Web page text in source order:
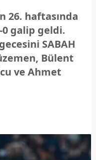
26. haftasında
0 galip geldi.
SABAH
Bülent
ve Ahmet